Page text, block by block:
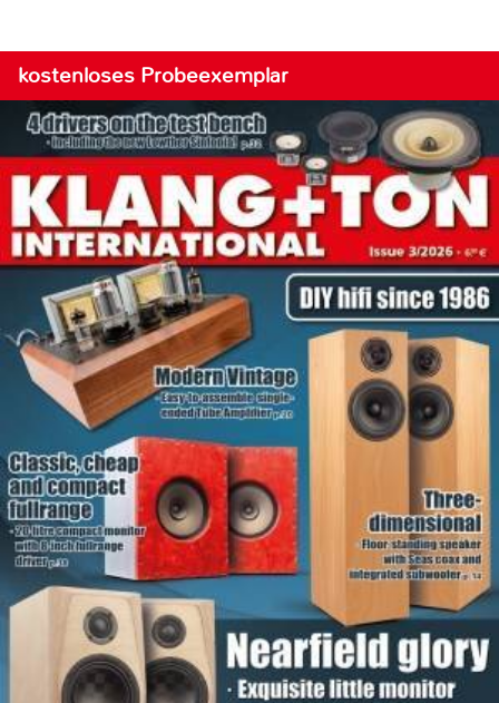
kostenloses Probeexemplar